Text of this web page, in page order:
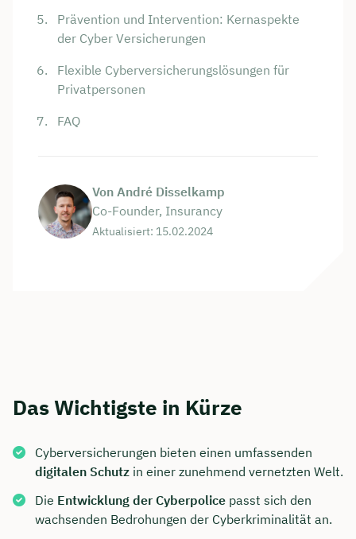
Prävention und Intervention: Kernaspekte
der Cyber Versicherungen
Flexible Cyberversicherungslösungen für
Privatpersonen
FAQ
Von André Disselkamp
Co-Founder, Insurancy
Aktualisiert: 15.02.2024
Das Wichtigste in Kürze
Cyberversicherungen bieten einen umfassenden
digitalen Schutz in einer zunehmend vernetzten Welt.
Die Entwicklung der Cyberpolice passt sich den
wachsenden Bedrohungen der Cyberkriminalität an.